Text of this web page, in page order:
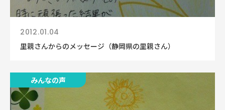
2012.01.04
里親さんからのメッセージ（静岡県の里親さん）
みんなの声